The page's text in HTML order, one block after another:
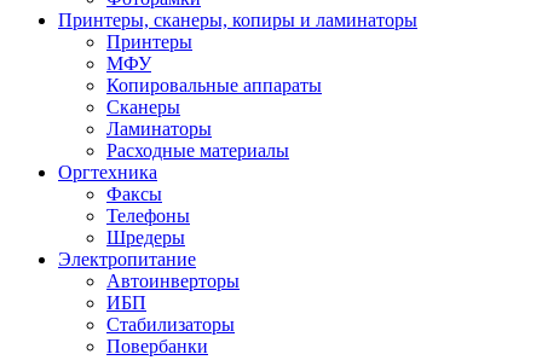
Принтеры, сканеры, копиры и ламинаторы
Принтеры
МФУ
Копировальные аппараты
Сканеры
Ламинаторы
Расходные материалы
Оргтехника
Факсы
Телефоны
Шредеры
Электропитание
Автоинверторы
ИБП
Стабилизаторы
Повербанки